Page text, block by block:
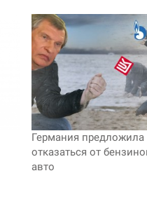
Германия предложила
отказаться от
авто